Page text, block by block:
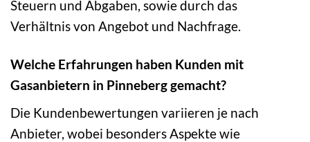
Steuern und Abgaben, sowie durch das
Verhältnis von Angebot und Nachfrage.
Welche Erfahrungen haben Kunden mit
Gasanbietern in Pinneberg gemacht?
Die Kundenbewertungen variieren je nach
Anbieter, wobei besonders Aspekte wie